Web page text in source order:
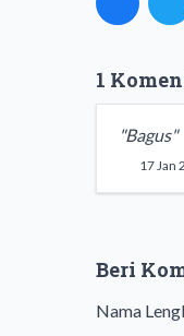
1
"Bagus"
17 Jan
Beri
Nama